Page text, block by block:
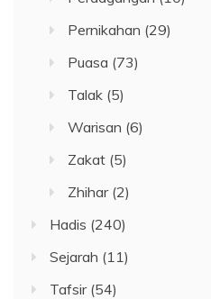
Pernikahan (29)
Puasa (73)
Talak (5)
Warisan (6)
Zakat (5)
Zhihar(2)
Hadis (240)
Sejarah (11)
Tafsir(54)